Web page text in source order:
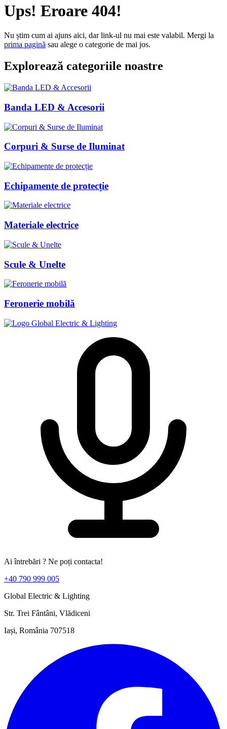
Ups! Eroare 404!
Nu știm cum ai ajuns aici, dar link-ul nu mai este valabil. Mergi la
prima pagină sau alege o categorie de mai jos.
Explorează categoriile noastre
Banda LED & Accesorii
Corpuri & Surse de Iluminat
Echipamente de protecție
Materiale electrice
Scule & Unelte
Feronerie mobilă
Ai întrebări ? Ne poți contacta!
+40 790 999 005
Global Electric & Lighting
Str. Trei Fântâni, Vlădiceni
Iași, România 707518